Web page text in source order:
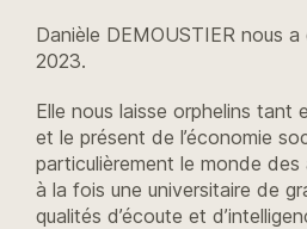
Danièle DEMOUSTIER nous
2023.
Elle nous laisse orphelins tant
et le présent de l’économie
particulièrement le monde
à la fois une universitaire de
qualités d’écoute et